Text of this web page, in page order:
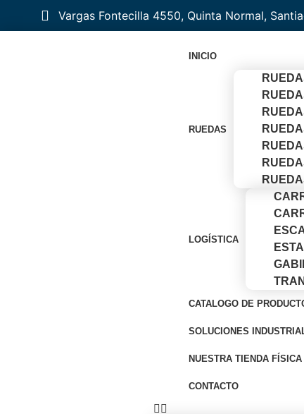
Vargas Fontecilla 4550, Quinta Normal,
INICIO
RUEDAS
LOGÍSTICA
CATALOGO DE
SOLUCIONES
NUESTRA TIENDA FÍSICA
CONTACTO